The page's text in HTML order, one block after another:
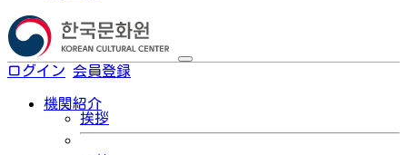
ログイン 会員登録
機関紹介
挨拶